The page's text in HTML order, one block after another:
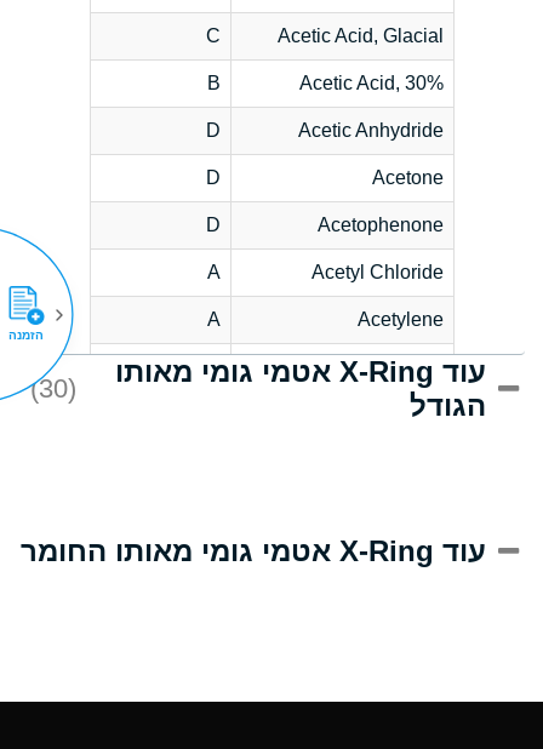
Acetic Acid, Glacial
C
Acetic Acid, 30%
B
Acetic Anhydride
D
Acetone
D
Acetophenone
D
Acetyl Chloride
A
Acetylene
A
Acrlylonitrile
C
Adipic Acid
(Aqueous)
עוד X-Ring אטמי גומי מאותו
הגודל
(30)
עוד X-Ring אטמי גומי מאותו החומר
הזמנה